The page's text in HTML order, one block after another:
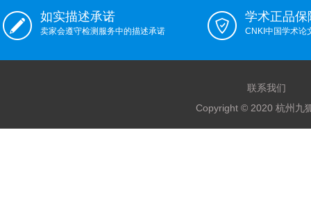
如实描述承诺
卖家会遵守检测服务中的描述承诺
学术正品保
CNKI中国学术论
联系我们
Copyright © 2020 杭州九